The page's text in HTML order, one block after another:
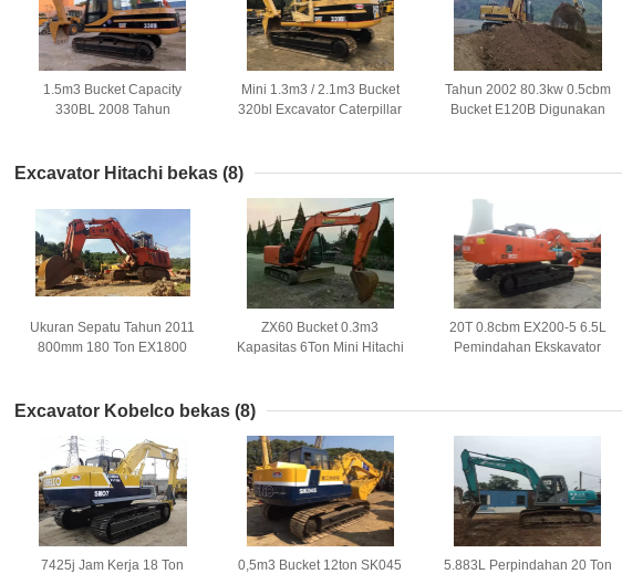
1.5m3 Bucket Capacity
330BL 2008 Tahun
Mini 1.3m3 / 2.1m3 Bucket
320bl Excavator Caterpillar
Tahun 2002 80.3kw 0.5cbm
Bucket E120B Digunakan
Excavator Hitachi bekas (8)
Ukuran Sepatu Tahun 2011
800mm 180 Ton EX1800
ZX60 Bucket 0.3m3
Kapasitas 6Ton Mini Hitachi
20T 0.8cbm EX200-5 6.5L
Pemindahan Ekskavator
Excavator Kobelco bekas (8)
7425j Jam Kerja 18 Ton
0,5m3 Bucket 12ton SK045
5.883L Perpindahan 20 Ton